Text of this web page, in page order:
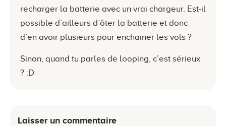
recharger la batterie avec un vrai chargeur. Est-il
possible d’ailleurs d’ôter la batterie et donc
d’en avoir plusieurs pour enchainer les vols ?
Sinon, quand tu parles de looping, c’est sérieux
? :D
Laisser un commentaire